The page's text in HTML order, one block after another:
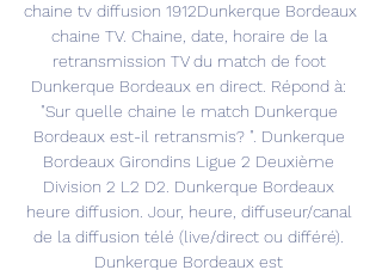
chaine tv diffusion 1912Dunkerque Bordeaux
chaine TV. Chaine, date, horaire de la
retransmission TV du match de foot
Dunkerque Bordeaux en direct. Répond à:
"Sur quelle chaine le match Dunkerque
Bordeaux est-il retransmis? ". Dunkerque
Bordeaux Girondins Ligue 2 Deuxième
Division 2 L2 D2. Dunkerque Bordeaux
heure diffusion. Jour, heure, diffuseur/canal
de la diffusion télé (live/direct ou différé).
Dunkerque Bordeaux est